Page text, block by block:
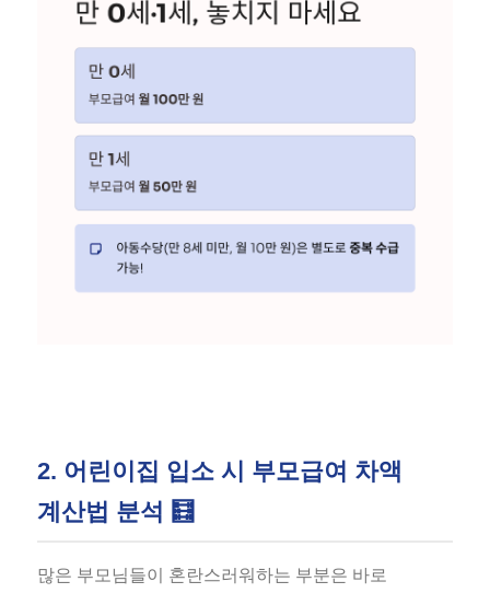
2. 어린이집 입소 시 부모급여 차액
계산법 분석 🧮
많은 부모님들이 혼란스러워하는 부분은 바로